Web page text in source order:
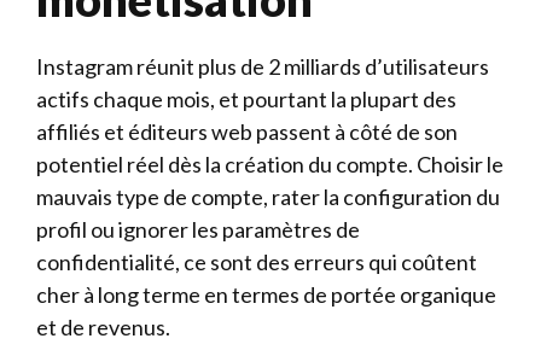
Instagram réunit plus de 2 milliards d’utilisateurs
actifs chaque mois, et pourtant la plupart des
affiliés et éditeurs web passent à côté de son
potentiel réel dès la création du compte. Choisir le
mauvais type de compte, rater la configuration du
profil ou ignorer les paramètres de
confidentialité, ce sont des erreurs qui coûtent
cher à long terme en termes de portée organique
et de revenus.